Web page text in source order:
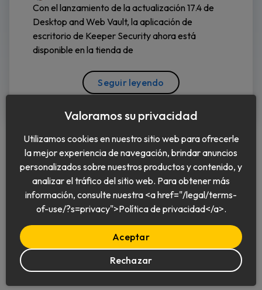
Con el lanzamiento de la actualización 17.4 de
Desktop and Web Vault, la aplicación de
escritorio de Keeper Security ahora está
disponible en la tienda de
Seguir leyendo
Español
© 2026 Keeper Security, Inc.
Valoramos su privacidad
Utilizamos cookies en nuestro sitio web para ofrecerle
la mejor experiencia de navegación, brindar anuncios
personalizados sobre nuestros productos y contenido, y
analizar el tráfico del sitio web. Para obtener más
información, consulte nuestra <a href="/legal/terms-
of-use/?s=privacy">Política de privacidad</a>.
Aceptar
Rechazar